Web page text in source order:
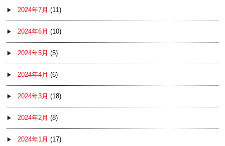
2024年7月 (11)
2024年6月 (10)
2024年5月 (5)
2024年4月 (6)
2024年3月 (18)
2024年2月 (8)
2024年1月 (17)